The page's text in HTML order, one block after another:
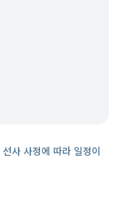
사 사정에 따라 일정이